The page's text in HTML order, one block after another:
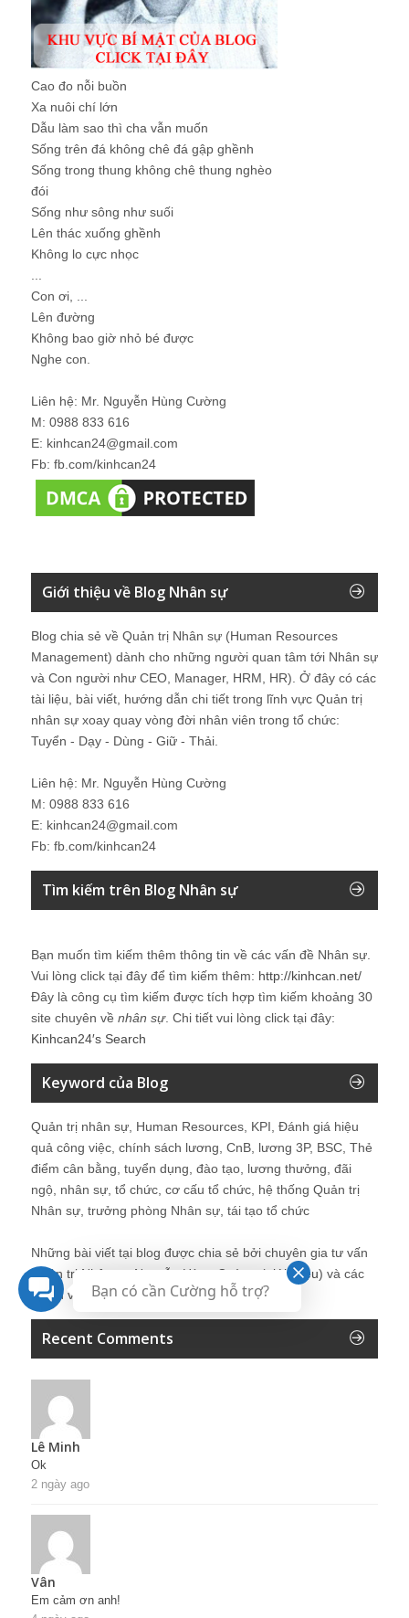
Cao đo nỗi buồn
Xa nuôi chí lớn
Dẫu làm sao thì cha vẫn muốn
Sống trên đá không chê đá gập ghềnh
Sống trong thung không chê thung nghèo
đói
Sống như sông như suối
Lên thác xuống ghềnh
Không lo cực nhọc
...
Con ơi, ...
Lên đường
Không bao giờ nhỏ bé được
Nghe con.
Liên hệ: Mr. Nguyễn Hùng Cường
M: 0988 833 616
E: kinhcan24@gmail.com
Fb: fb.com/kinhcan24
Giới thiệu về Blog Nhân sự
Blog chia sẻ về Quản trị Nhân sự (Human Resources
Management) dành cho những người quan tâm tới Nhân sự
và Con người như CEO, Manager, HRM, HR). Ở đây có các
tài liệu, bài viết, hướng dẫn chi tiết trong lĩnh vực Quản trị
nhân sự xoay quay vòng đời nhân viên trong tổ chức:
Tuyển - Dạy - Dùng - Giữ - Thải.
Liên hệ: Mr. Nguyễn Hùng Cường
M: 0988 833 616
E: kinhcan24@gmail.com
Fb: fb.com/kinhcan24
Tìm kiếm trên Blog Nhân sự
Bạn muốn tìm kiếm thêm thông tin về các vấn đề Nhân sự.
Vui lòng click tại đây để tìm kiếm thêm: http://kinhcan.net/
Đây là công cụ tìm kiếm được tích hợp tìm kiếm khoảng 30
site chuyên về nhân sự. Chi tiết vui lòng click tại đây:
Kinhcan24′s Search
Keyword của Blog
Quản trị nhân sự, Human Resources, KPI, Đánh giá hiệu
quả công việc, chính sách lương, CnB, lương 3P, BSC, Thẻ
điểm cân bằng, tuyển dụng, đào tạo, lương thưởng, đãi
ngộ, nhân sự, tổ chức, cơ cấu tổ chức, hệ thống Quản trị
Nhân sự, trưởng phòng Nhân sự, tái tạo tổ chức
Những bài viết tại blog được chia sẻ bởi chuyên gia tư vấn
Quản trị Nhân sự Nguyễn Hùng Cường (giới thiệu) và các
thành viên khác trong cộng đồng Nhân sự.
Recent Comments
Lê Minh
Ok
2 ngày ago
Vân
Em cảm ơn anh!
Bạn có cần Cường hỗ trợ?